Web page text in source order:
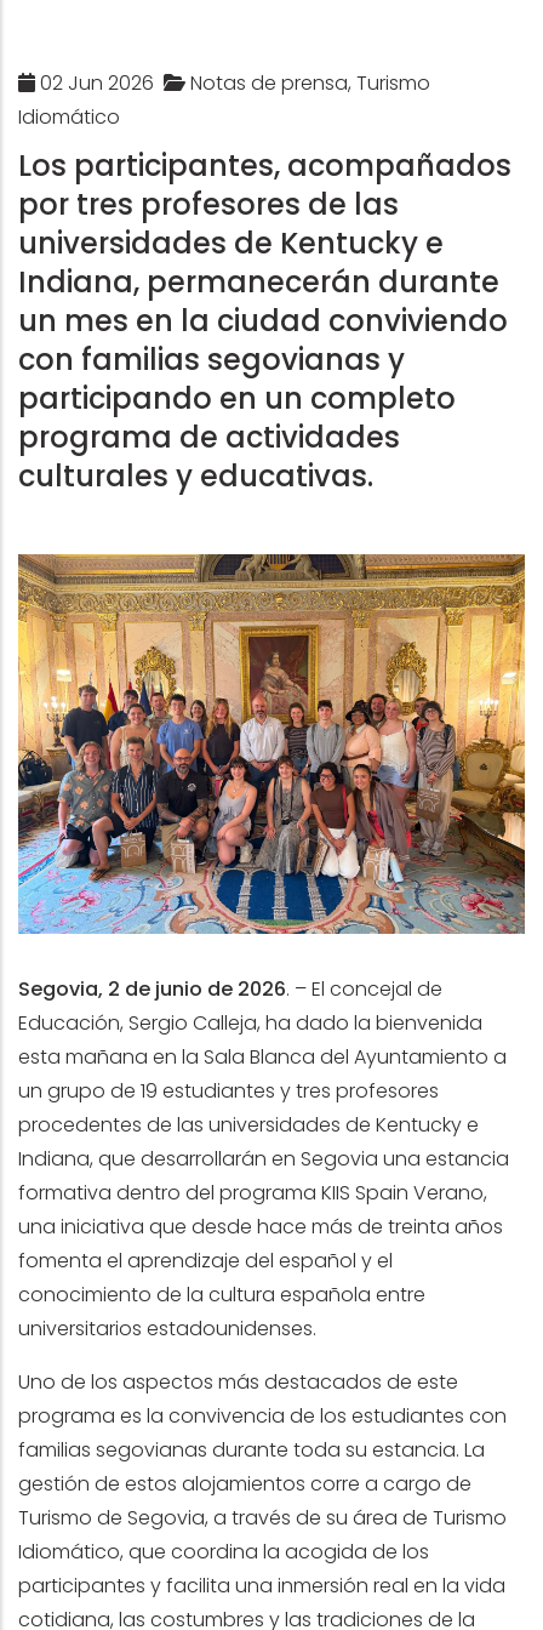
02 Jun 2026
Notas de prensa, Turismo
Idiomático
Los participantes, acompañados
por tres profesores de las
universidades de Kentucky e
Indiana, permanecerán durante
un mes en la ciudad conviviendo
con familias segovianas y
participando en un completo
programa de actividades
culturales y educativas.
Segovia, 2 de junio de 2026. – El concejal de
Educación, Sergio Calleja, ha dado la bienvenida
esta mañana en la Sala Blanca del Ayuntamiento a
un grupo de 19 estudiantes y tres profesores
procedentes de las universidades de Kentucky e
Indiana, que desarrollarán en Segovia una estancia
formativa dentro del programa KIIS Spain Verano,
una iniciativa que desde hace más de treinta años
fomenta el aprendizaje del español y el
conocimiento de la cultura española entre
universitarios estadounidenses.
Uno de los aspectos más destacados de este
programa es la convivencia de los estudiantes con
familias segovianas durante toda su estancia. La
gestión de estos alojamientos corre a cargo de
Turismo de Segovia, a través de su área de Turismo
Idiomático, que coordina la acogida de los
participantes y facilita una inmersión real en la vida
cotidiana, las costumbres y las tradiciones de la